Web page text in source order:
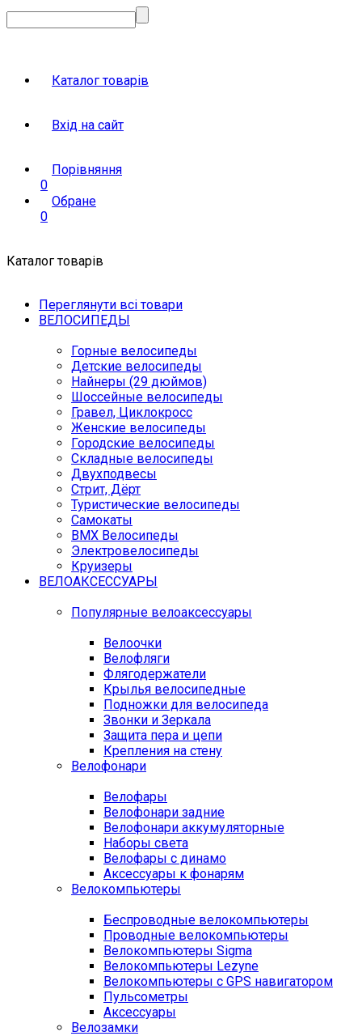
Каталог товарів
Вхід на сайт
Порівняння
0
Обране
0
Каталог товарів
Переглянути всі товари
ВЕЛОСИПЕДЫ
Горные велосипеды
Детские велосипеды
Найнеры (29 дюймов)
Шоссейные велосипеды
Гравел, Циклокросс
Женские велосипеды
Городcкие велосипеды
Складные велосипеды
Двухподвесы
Стрит, Дёрт
Туристические велосипеды
Самокаты
BMX Велосипеды
Электровелосипеды
Круизеры
ВЕЛОАКСЕССУАРЫ
Популярные велоаксессуары
Велоочки
Велофляги
Флягодержатели
Крылья велосипедные
Подножки для велосипеда
Звонки и Зеркала
Защита пера и цепи
Крепления на стену
Велофонари
Велофары
Велофонари задние
Велофонари аккумуляторные
Наборы света
Велофары с динамо
Аксессуары к фонарям
Велокомпьютеры
Беспроводные велокомпьютеры
Проводные велокомпьютеры
Велокомпьютеры Sigma
Велокомпьютеры Lezyne
Велокомпьютеры с GPS навигатором
Пульсометры
Аксессуары
Велозамки